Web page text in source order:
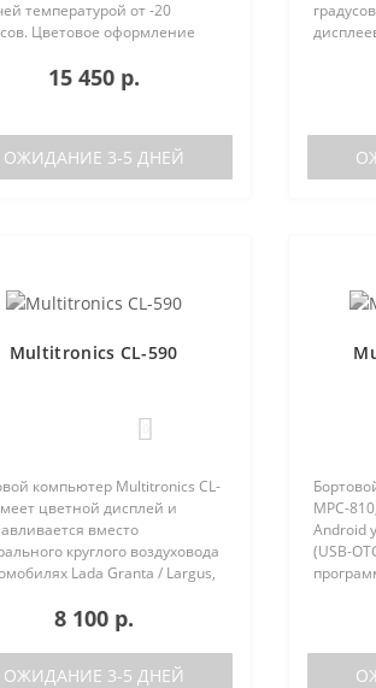
температурой от -20
Цветовое оформление
индивидуально (по
15 450 р.
ОЖИДАНИЕ 3-5 ДНЕЙ
RGB
Multitronics CL-590
компьютер Multitronics CL-
цветной дисплей и
вместо
круглого воздуховода
Lada Granta / Largus,
Almera, на место
вставки панели
8 100 р.
ОЖИДАНИЕ 3-5 ДНЕЙ
MPC-
Android
(USB-